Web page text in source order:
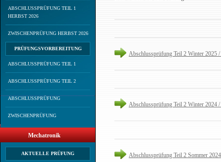
ABSCHLUSSPRÜFUNG TEIL 1
HERBST 2026
ZWISCHENPRÜFUNG HERBST 2026
PRÜFUNGSVORBEREITUNG
ABSCHLUSSPRÜFUNG TEIL 1
ABSCHLUSSPRÜFUNG TEIL 2
ABSCHLUSSPRÜFUNG
ZWISCHENPRÜFUNG
Mechatronik
AKTUELLE PRÜFUNG
Abschlussprüfung Teil 2 Winter 2025
Abschlussprüfung Teil 2 Winter 2024
Abschlussprüfung Teil 2 Sommer 2024